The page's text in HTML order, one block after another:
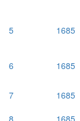
5 1685
6 1685
7 1685
8
1685